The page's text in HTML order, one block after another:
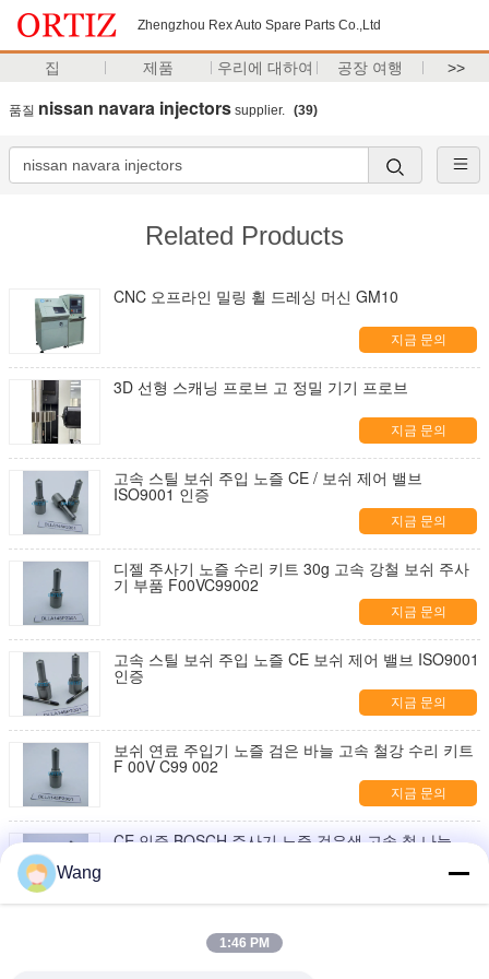
Zhengzhou Rex Auto Spare Parts Co.,Ltd
집 제품 우리에 대하여 공장 여행 >>
품질 nissan navara injectors supplier. (39)
Related Products
CNC 오프라인 밀링 휠 드레싱 머신 GM10
지금 문의
3D 선형 스캐닝 프로브 고 정밀 기기 프로브
지금 문의
고속 스틸 보쉬 주입 노즐 CE / 보쉬 제어 밸브
ISO9001 인증
지금 문의
디젤 주사기 노즐 수리 키트 30g 고속 강철 보쉬 주사
기 부품 F00VC99002
지금 문의
고속 스틸 보쉬 주입 노즐 CE 보쉬 제어 밸브 ISO9001
인증
지금 문의
보쉬 연료 주입기 노즐 검은 바늘 고속 철강 수리 키트
F 00V C99 002
지금 문의
CE 인증 BOSCH 주사기 노즐 검은색 고속 철 나늘
분사기 조립 127-8216 0R8682 3116 MUI 디젤 엔진
분사 장치 1278216
Wang
1:46 PM